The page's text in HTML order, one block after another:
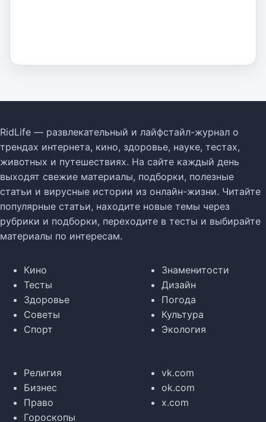
RidLife — развлекательный и лайфстайл-журнал о
трендах интернета, кино, здоровье, науке, тестах,
животных и путешествиях. На сайте каждый день
выходят свежие материалы, подборки, полезные
статьи и вирусные истории из онлайн-жизни. Читайте
популярные статьи, находите новые темы через
рубрики и подборки, переходите в тесты и выбирайте
материалы по интересам.
Кино
Тесты
Здоровье
Советы
Спорт
Знаменитости
Дизайн
Погода
Культура
Экология
Религия
Бизнес
Право
Гороскопы
vk.com
ok.com
x.com